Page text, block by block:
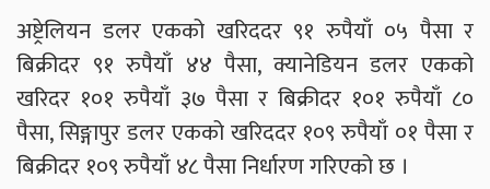
अष्ट्रेलियन डलर एकको खरिददर ९१ रुपैयाँ ०५ पैसा र
बिक्रीदर ९१ रुपैयाँ ४४ पैसा, क्यानेडियन डलर एकको
खरिदर १०१ रुपैयाँ ३७ पैसा र बिक्रीदर १०१ रुपैयाँ ८०
पैसा, सिङ्गापुर डलर एकको खरिददर १०९ रुपैयाँ ०१ पैसा र
बिक्रीदर १०९ रुपैयाँ ४८ पैसा निर्धारण गरिएको छ ।